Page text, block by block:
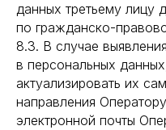
данных третьему лицу
по гражданско-
8.3. В случае
в персональных
актуализировать их
направления
электронной почты